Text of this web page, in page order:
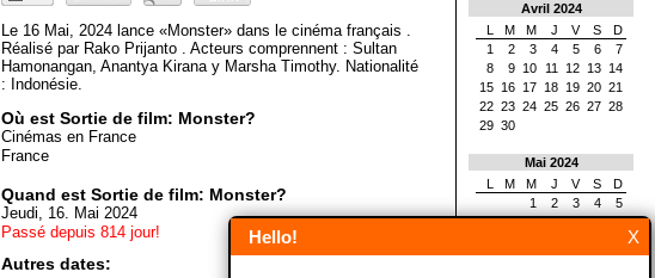
Le 16 Mai, 2024 lance «Monster» dans le cinéma français .
Réalisé par Rako Prijanto . Acteurs comprennent : Sultan
Hamonangan, Anantya Kirana y Marsha Timothy. Nationalité
: Indonésie.
Où est Sortie de film: Monster?
Cinémas en France
France
Quand est Sortie de film: Monster?
Jeudi, 16. Mai 2024
Passé depuis 814 jour!
Autres dates:
Avril 2024
L
M M J V S
D
1
2 3 4 5 6
7
8
9 10 11 12 13 14
15 16 17 18 19 20 21
22 23 24 25 26 27 28
29 30
Mai 2024
L
M M J V S
D
1
2 3 4
5
6
7 8 9 10 11 12
20 21 22 23 24 25 26
X
Hello!